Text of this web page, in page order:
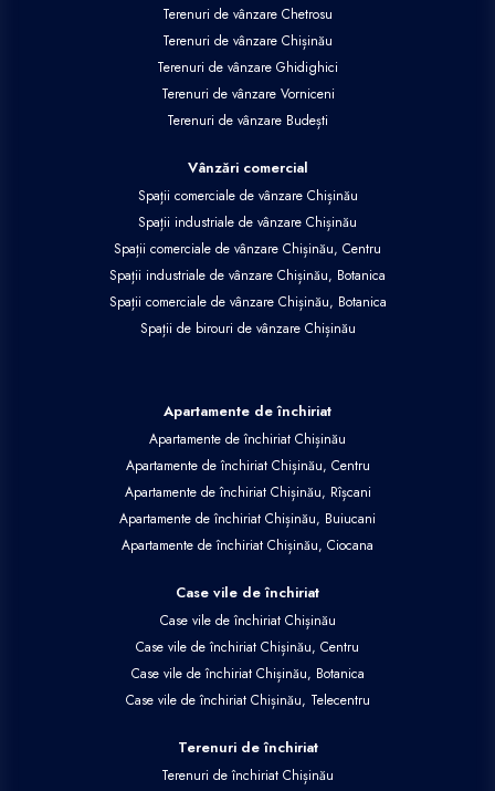
Terenuri de vânzare Chetrosu
Terenuri de vânzare Chișinău
Terenuri de vânzare Ghidighici
Terenuri de vânzare Vorniceni
Terenuri de vânzare Budești
Vânzări comercial
Spații comerciale de vânzare Chișinău
Spații industriale de vânzare Chișinău
Spații comerciale de vânzare Chișinău, Centru
Spații industriale de vânzare Chișinău, Botanica
Spații comerciale de vânzare Chișinău, Botanica
Spații de birouri de vânzare Chișinău
Apartamente de închiriat
Apartamente de închiriat Chișinău
Apartamente de închiriat Chișinău, Centru
Apartamente de închiriat Chișinău, Rîșcani
Apartamente de închiriat Chișinău, Buiucani
Apartamente de închiriat Chișinău, Ciocana
Case vile de închiriat
Case vile de închiriat Chișinău
Case vile de închiriat Chișinău, Centru
Case vile de închiriat Chișinău, Botanica
Case vile de închiriat Chișinău, Telecentru
Terenuri de închiriat
Terenuri de închiriat Chișinău